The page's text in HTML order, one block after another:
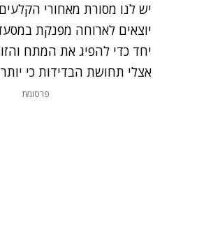
יש לנו מסורת מאחורי
יוצאים לארוחה מפנקת
יחד כדי להפיג את המתח
אצלי תחושת הבדידות כי
פרסומת